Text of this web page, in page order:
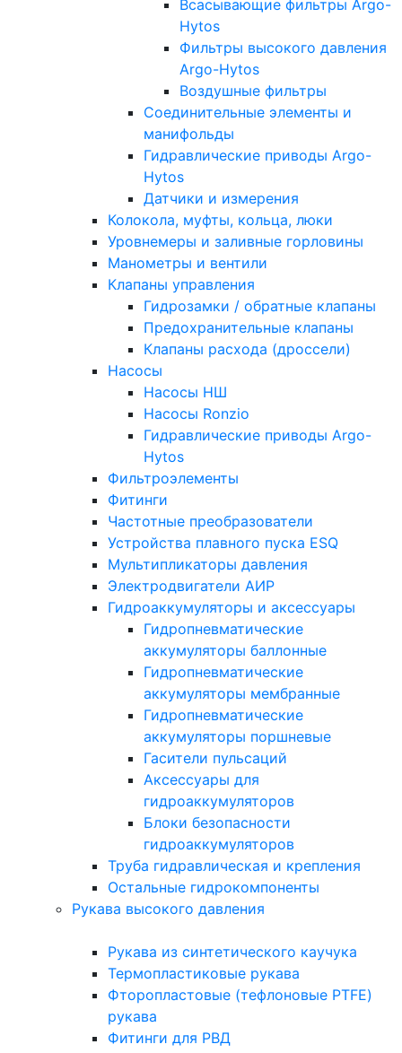
Всасывающие фильтры Argo-
Hytos
Фильтры высокого давления
Argo-Hytos
Воздушные фильтры
Соединительные элементы и
манифольды
Гидравлические приводы Argo-
Hytos
Датчики и измерения
Колокола, муфты, кольца, люки
Уровнемеры и заливные горловины
Манометры и вентили
Клапаны управления
Гидрозамки / обратные клапаны
Предохранительные клапаны
Клапаны расхода (дроссели)
Насосы
Насосы НШ
Насосы Ronzio
Гидравлические приводы Argo-
Hytos
Фильтроэлементы
Фитинги
Частотные преобразователи
Устройства плавного пуска ESQ
Мультипликаторы давления
Электродвигатели АИР
Гидроаккумуляторы и аксессуары
Гидропневматические
аккумуляторы баллонные
Гидропневматические
аккумуляторы мембранные
Гидропневматические
аккумуляторы поршневые
Гасители пульсаций
Аксессуары для
гидроаккумуляторов
Блоки безопасности
гидроаккумуляторов
Труба гидравлическая и крепления
Остальные гидрокомпоненты
Рукава высокого давления
Рукава из синтетического каучука
Термопластиковые рукава
Фторопластовые (тефлоновые PTFE)
рукава
Фитинги для РВД